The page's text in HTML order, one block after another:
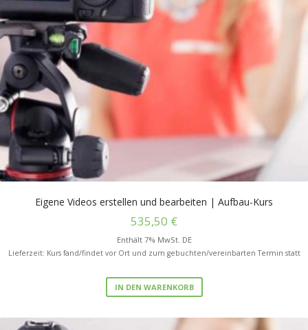
Eigene Videos erstellen und bearbeiten | Aufbau-Kurs
535,50 €
Enthält 7% MwSt. DE
Lieferzeit: Kurs fand/findet vor Ort und zum gebuchten/vereinbarten Termin statt
IN DEN WARENKORB